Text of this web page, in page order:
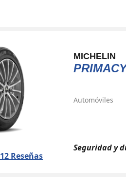
MICHELIN
Automóviles
12 Reseñas
Seguridad y